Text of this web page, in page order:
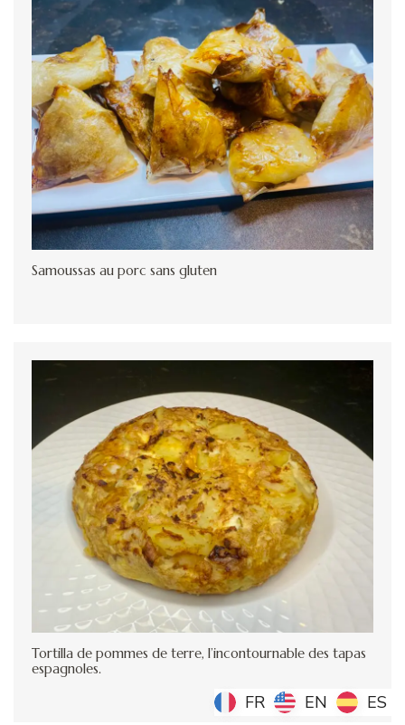
Samoussas au porc sans gluten
Tortilla de pommes de terre, l’incontournable des tapas
espagnoles.
FR EN ES
FR EN ES